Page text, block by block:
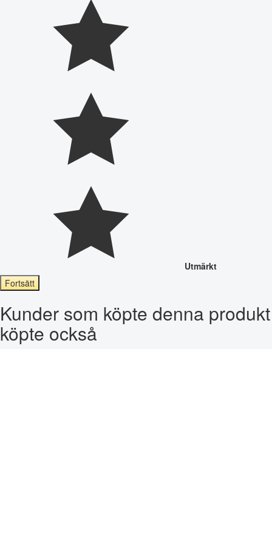
Utmärkt
Fortsätt
Kunder som köpte denna produkt
köpte också